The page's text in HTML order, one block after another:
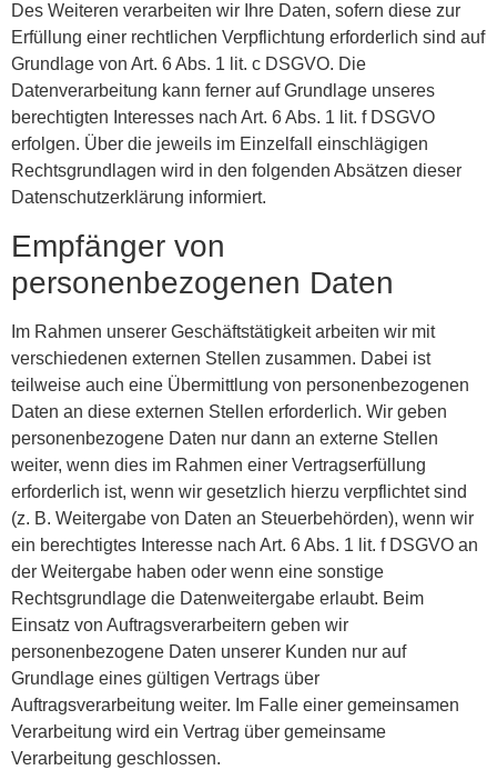
Des Weiteren verarbeiten wir Ihre Daten, sofern diese zur
Erfüllung einer rechtlichen Verpflichtung erforderlich sind auf
Grundlage von Art. 6 Abs. 1 lit. c DSGVO. Die
Datenverarbeitung kann ferner auf Grundlage unseres
berechtigten Interesses nach Art. 6 Abs. 1 lit. f DSGVO
erfolgen. Über die jeweils im Einzelfall einschlägigen
Rechtsgrundlagen wird in den folgenden Absätzen dieser
Datenschutzerklärung informiert.
Empfänger von
personenbezogenen Daten
Im Rahmen unserer Geschäftstätigkeit arbeiten wir mit
verschiedenen externen Stellen zusammen. Dabei ist
teilweise auch eine Übermittlung von personenbezogenen
Daten an diese externen Stellen erforderlich. Wir geben
personenbezogene Daten nur dann an externe Stellen
weiter, wenn dies im Rahmen einer Vertragserfüllung
erforderlich ist, wenn wir gesetzlich hierzu verpflichtet sind
(z. B. Weitergabe von Daten an Steuerbehörden), wenn wir
ein berechtigtes Interesse nach Art. 6 Abs. 1 lit. f DSGVO an
der Weitergabe haben oder wenn eine sonstige
Rechtsgrundlage die Datenweitergabe erlaubt. Beim
Einsatz von Auftragsverarbeitern geben wir
personenbezogene Daten unserer Kunden nur auf
Grundlage eines gültigen Vertrags über
Auftragsverarbeitung weiter. Im Falle einer gemeinsamen
Verarbeitung wird ein Vertrag über gemeinsame
Verarbeitung geschlossen.